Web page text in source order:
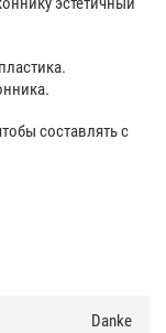
составлять с
Danke